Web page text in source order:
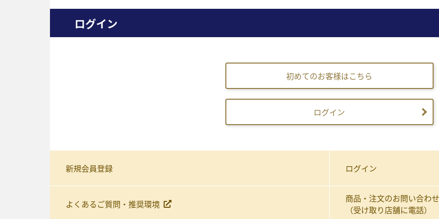
ログイン
初めてのお客様はこちら
ログイン
新規会員登録 ログイン
よくあるご質問・推奨環境
商品・注文のお問い合わせ
（受け取り店舗に電話）